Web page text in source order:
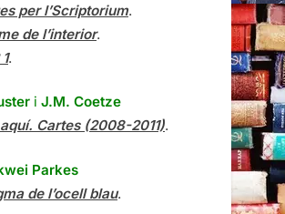
per l’Scriptorium.
de l’interior.
.
i J.M. Coetze
Cartes (2008-2011).
Parkes
de l’ocell blau.